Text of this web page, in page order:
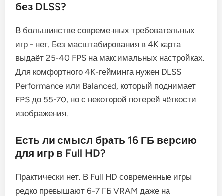
без DLSS?
В большинстве современных требовательных
игр - нет. Без масштабирования в 4K карта
выдаёт 25-40 FPS на максимальных настройках.
Для комфортного 4K-гейминга нужен DLSS
Performance или Balanced, который поднимает
FPS до 55-70, но с некоторой потерей чёткости
изображения.
Есть ли смысл брать 16 ГБ версию
для игр в Full HD?
Практически нет. В Full HD современные игры
редко превышают 6-7 ГБ VRAM даже на